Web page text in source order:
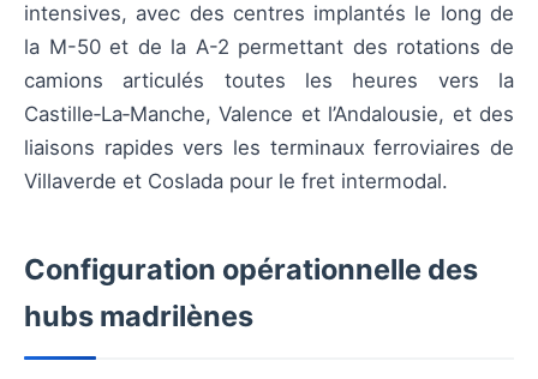
intensives, avec des centres implantés le long de
la M-50 et de la A-2 permettant des rotations de
camions articulés toutes les heures vers la
Castille‑La‑Manche, Valence et l’Andalousie, et des
liaisons rapides vers les terminaux ferroviaires de
Villaverde et Coslada pour le fret intermodal.
Configuration opérationnelle des
hubs madrilènes